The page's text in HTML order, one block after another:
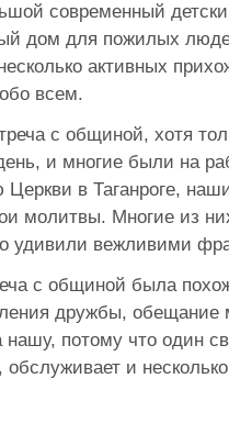
современный
дом для пожилых
активных
всем.
с общиной, хотя
и многие были на
Церкви в Таганроге,
молитвы. Многие из
удивили вежливими
с общиной была
дружбы, обещание
нашу, потому что один
обслуживает и